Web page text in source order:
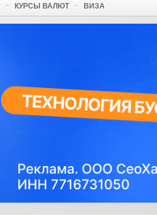
КУРСЫ ВАЛЮТ ВИЗА